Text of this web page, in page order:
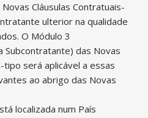
Cláusulas Contratuais-
ulterior na qualidade
O Módulo 3
Subcontratante) das Novas
tipo será aplicável a essas
ao abrigo das Novas
localizada num País